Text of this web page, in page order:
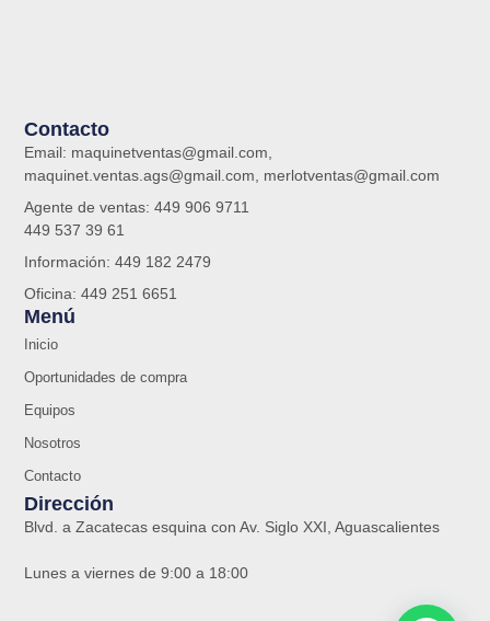
Menú
Inicio
Oportunidades de compra
Equipos
Nosotros
Contacto
Contacto
Email: maquinetventas@gmail.com,
maquinet.ventas.ags@gmail.com, merlotventas@gmail.com
Agente de ventas: 449 906 9711
449 537 39 61
Información: 449 182 2479
Oficina: 449 251 6651
Dirección
Blvd. a Zacatecas esquina con Av. Siglo XXI, Aguascalientes
Lunes a viernes de 9:00 a 18:00